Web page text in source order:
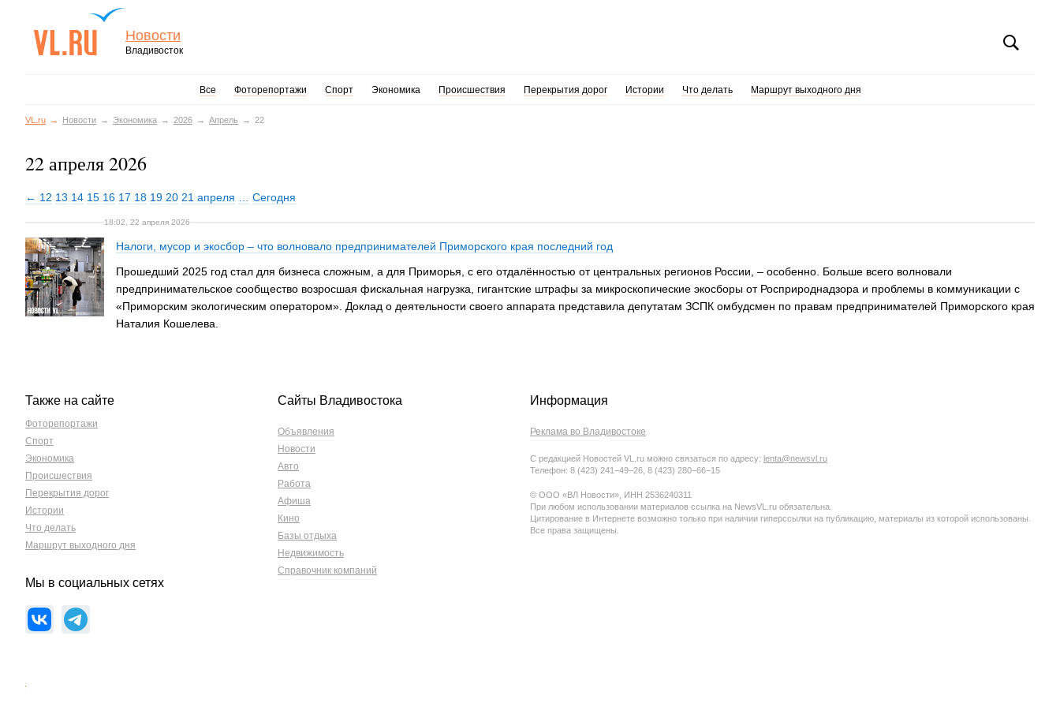
Новости
Владивосток
Все Фоторепортажи Спорт Экономика Происшествия Перекрытия дорог Истории Что делать Маршрут выходного дня
VL.ru Новости Экономика 2026 Апрель 22
22 апреля 2026
← 12 13 14 15 16 17 18 19 20 21 апреля Сегодня
18:02, 22 апреля 2026
Налоги, мусор и экосбор – что волновало предпринимателей Приморского края последний год
Прошедший 2025 год стал для бизнеса сложным, а для Приморья, с его отдалённостью от центральных регионов России, – особенно. Больше всего волновали
предпринимательское сообщество возросшая фискальная нагрузка, гигантские штрафы за микроскопические экосборы от Росприроднадзора и проблемы в коммуникации с
«Приморским экологическим оператором». Доклад о деятельности своего аппарата представила депутатам ЗСПК омбудсмен по правам предпринимателей Приморского края
Наталия Кошелева.
Также на сайте
Фоторепортажи
Спорт
Экономика
Происшествия
Перекрытия дорог
Истории
Что делать
Маршрут выходного дня
Мы в социальных сетях
Сайты Владивостока
Объявления
Новости
Авто
Работа
Афиша
Кино
Базы отдыха
Недвижимость
Справочник компаний
Информация
Реклама во Владивостоке
С редакцией Новостей VL.ru можно связаться по адресу: lenta@newsvl.ru
Телефон: 8 (423) 241−49−26, 8 (423) 280−66−15
© ООО «ВЛ Новости», ИНН 2536240311
При любом использовании материалов ссылка на NewsVL.ru обязательна.
Цитирование в Интернете возможно только при наличии гиперссылки на публикацию, материалы из которой использованы.
Все права защищены.